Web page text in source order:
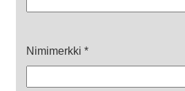
Nimimerkki *